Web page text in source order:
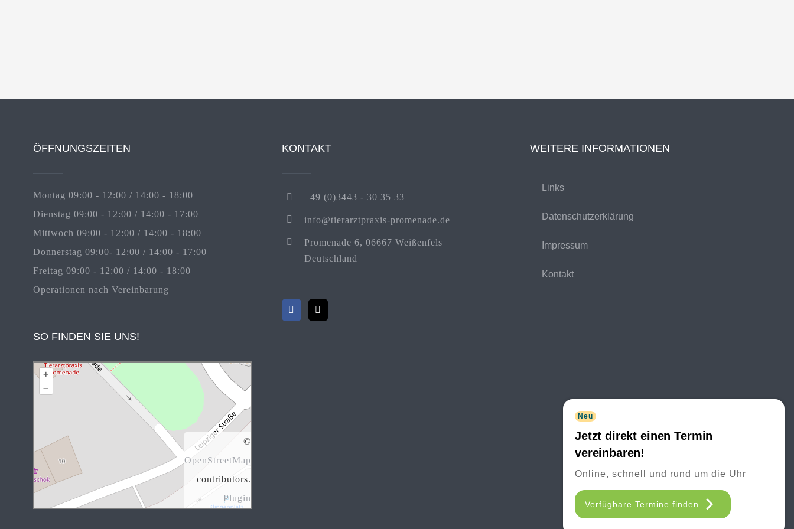
Neu
Jetzt direkt einen Termin
vereinbaren!
Online, schnell und rund um die Uhr
Verfügbare Termine finden
ÖFFNUNGSZEITEN
Montag 09:00 - 12:00 / 14:00 - 18:00
Dienstag 09:00 - 12:00 / 14:00 - 17:00
Mittwoch 09:00 - 12:00 / 14:00 - 18:00
Donnerstag 09:00- 12:00 / 14:00 - 17:00
Freitag 09:00 - 12:00 / 14:00 - 18:00
Operationen nach Vereinbarung
SO FINDEN SIE UNS!
+
–
©
OpenStreetMap
contributors.
Plugin
KONTAKT
+49 (0)3443 - 30 35 33
info@tierarztpraxis-promenade.de
Promenade 6, 06667 Weißenfels
Deutschland
WEITERE INFORMATIONEN
Links
Datenschutzerklärung
Impressum
Kontakt